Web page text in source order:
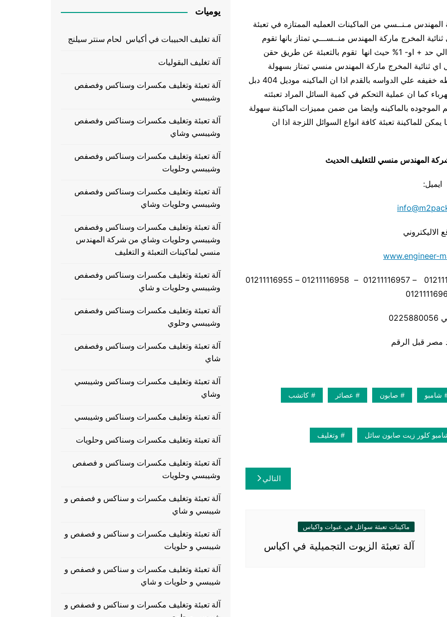
المخرج ماركة المهندس مـنــسي من الماكينات العمليه الممتازه في تعبئة
اذ ان هذه الماكينة موديل 404 دبل اي ثنائية المخرج ماركة المهندس منــســـي تمتاز بانها تقوم
بالتعبئه المحكمه حيث ان عملية التعبئة تكون محكمة الي حد + او- 1% حيث انها تقوم بالتعبئة عن طريق حقن
في العبوه كما ان هذه الماكينه موديل 404 دبل اي ثنائية المخرج ماركة المهندس منسي تمتاز بسهولة
الاستخدام و عملية التعبئه تتم عن طريق الضغط ضغطه خفيفه علي الدواسه بالقدم اذا ان الماكينه موديل 404 دبل
كما ان عملية التحكم في كمية السائل المراد تعبئته
بالماكينه وايضا من ضمن مميزات الماكينة سهولة
للماكينة تعبئة كافة انواع السوائل اللزجة اذا ان
شركة المهندس منسي للتغليف الحديث
ايميل:
الاليكتروني
www.engineer-
موبايل: 01211116954 – 01211116955 – 01211116956 – 01211116957 – 01211116958 – 01211116955
شامبو صابون عصائر كاتشب
كلور زيت صابون سائل وتغليف
التالي
ماكينات تعبئة سوائل في عبوات واكياس
آلة تعبئة الزيوت التجميلية في اكياس
يوميات
آلة تغليف الحبيبات في أكياس لحام سنتر سيلنج
آلة تغليف البقوليات
آلة تعبئة وتغليف مكسرات وسناكس وفصفص
وشيبسي
آلة تعبئة وتغليف مكسرات وسناكس وفصفص
وشيبسي وشاي
آلة تعبئة وتغليف مكسرات وسناكس وفصفص
وشيبسي وحلويات
آلة تعبئة وتغليف مكسرات وسناكس وفصفص
وشيبسي وحلويات وشاي
آلة تعبئة وتغليف مكسرات وسناكس وفصفص
وشيبسي وحلويات وشاي من شركة المهندس
منسي لماكينات التعبئة و التغليف
آلة تعبئة وتغليف مكسرات وسناكس وفصفص
وشيبسي وحلويات و شاي
آلة تعبئة وتغليف مكسرات وسناكس وفصفص
وشيبسي وحلوي
آلة تعبئة وتغليف مكسرات وسناكس وفصفص
شاي
آلة تعبئة وتغليف مكسرات وسناكس وشيبسي
وشاي
آلة تعبئة وتغليف مكسرات وسناكس وشيبسي
آلة تعبئة وتغليف مكسرات وسناكس وحلويات
آلة تعبئة وتغليف مكسرات وسناكس و فصفص
وشيبسي وحلويات
آلة تعبئة وتغليف مكسرات و سناكس و فصفص و
شيبسي و شاي
آلة تعبئة وتغليف مكسرات و سناكس و فصفص و
شيبسي و حلويات
آلة تعبئة وتغليف مكسرات و سناكس و فصفص و
شيبسي و حلويات و شاي
آلة تعبئة وتغليف مكسرات و سناكس و فصفص و